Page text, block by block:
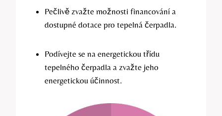
Pečlivě zvažte možnosti financování a
dostupné dotace pro tepelná čerpadla.
Podívejte se na energetickou třídu
tepelného čerpadla a zvažte jeho
energetickou účinnost.